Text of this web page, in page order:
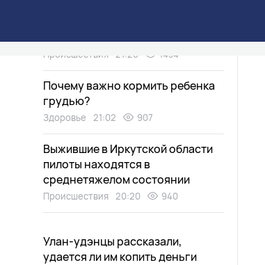
Происшествия 21:20 1434
Почему важно кормить ребенка
грудью?
Здоровье 21:02 907
Выжившие в Иркутской области
пилоты находятся в
среднетяжелом состоянии
Происшествия 20:20 940
Улан-удэнцы рассказали,
удается ли им копить деньги